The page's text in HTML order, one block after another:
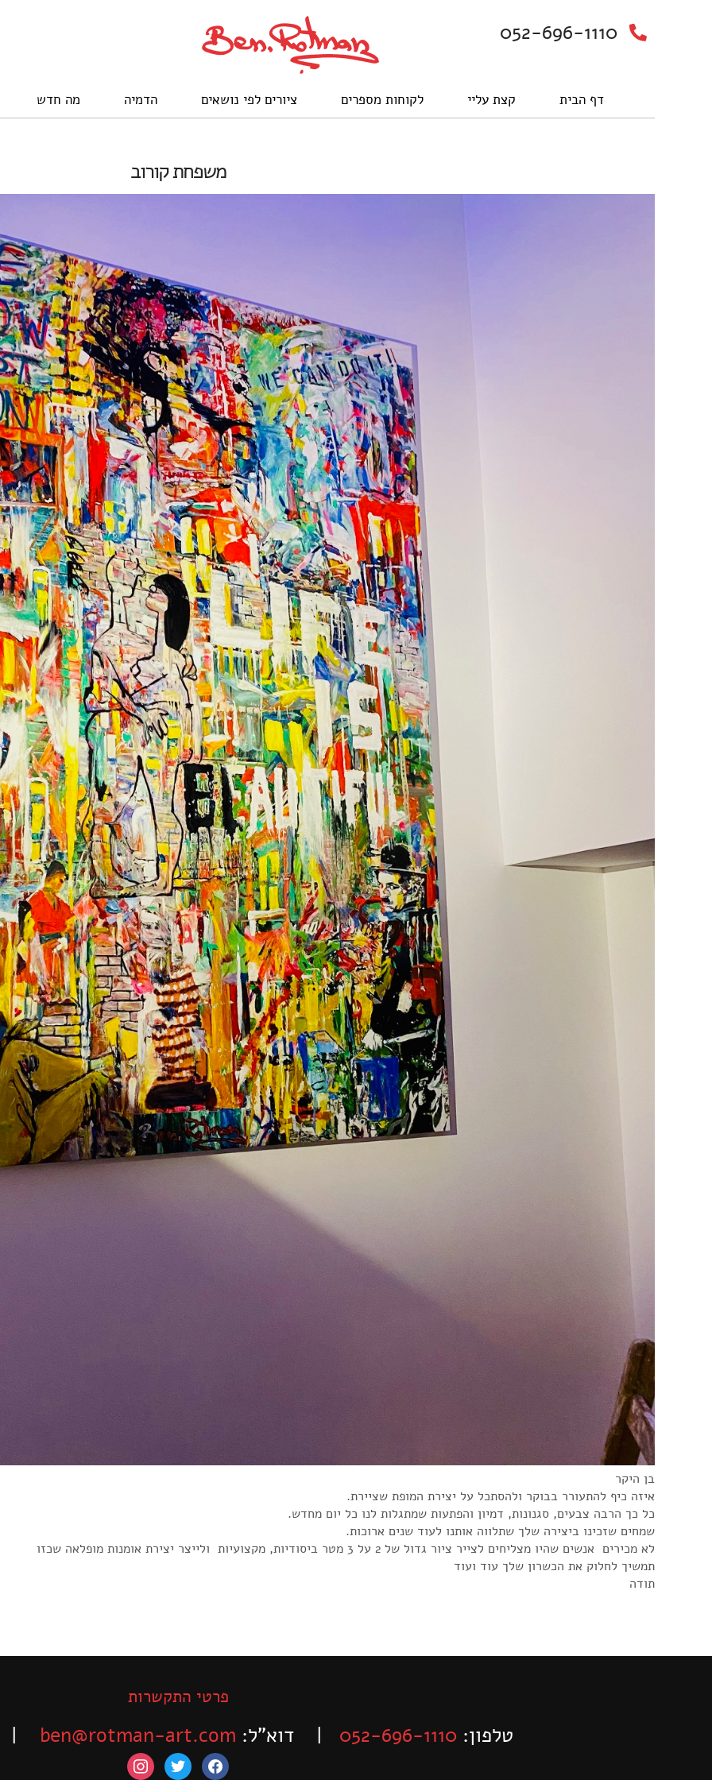
052-696-1110
דף הבית קצת עליי לקוחות מספרים ציורים לפי נושאים הדמיה מה חדש
משפחת קורוב
בן היקר
איזה כיף להתעורר בבוקר ולהסתכל על יצירת המופת שציירת.
כל כך הרבה צבעים, סגנונות, דמיון והפתעות שמתגלות לנו כל יום מחדש.
שמחים שזכינו ביצירה שלך שתלווה אותנו לעוד שנים ארוכות.
לא מכירים אנשים שהיו מצליחים לצייר ציור גדול של 2 על 3 מטר ביסודיות, מקצועיות ולייצר יצירת אומנות מופלאה שכזו
תמשיך לחלוק את הכשרון שלך עוד ועוד
תודה
פרטי התקשרות
טלפון: 052-696-1110 | דוא”ל: ben@rotman-art.com | פקס:
facebook
twitter
instagram